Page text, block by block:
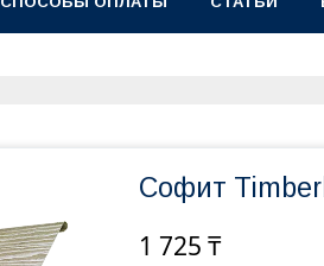
Софит
1 725 ₸